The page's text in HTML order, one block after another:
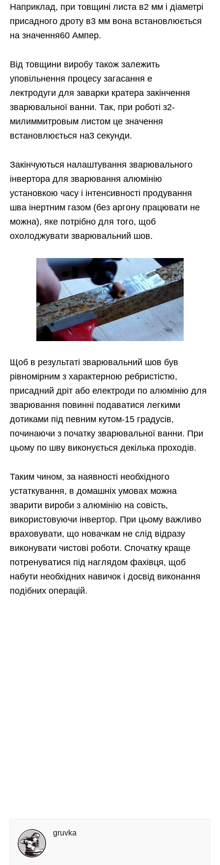
Наприклад, при товщині листа в2 мм і діаметрі
присадного дроту в3 мм вона встановлюється
на значення60 Ампер.
Від товщини виробу також залежить
уповільнення процесу загасання е
лектродуги для заварки кратера закінчення
зварювальної ванни. Так, при роботі з2-
милиммитровым листом це значення
встановлюється на3 секунди.
Закінчуються налаштування зварювального
інвертора для зварювання алюмінію
установкою часу і інтенсивності продування
шва інертним газом (без аргону працювати не
можна), яке потрібно для того, щоб
охолоджувати зварювальний шов.
Щоб в результаті зварювальний шов був
рівномірним з характерною ребристістю,
присадний дріт або електроди по алюмінію для
зварювання повинні подаватися легкими
дотиками під певним кутом-15 градусів,
починаючи з початку зварювальної ванни. При
цьому по шву виконується декілька проходів.
Таким чином, за наявності необхідного
устаткування, в домашніх умовах можна
зварити вироби з алюмінію на совість,
використовуючи інвертор. При цьому важливо
враховувати, що новачкам не слід відразу
виконувати чистові роботи. Спочатку краще
потренуватися під наглядом фахівця, щоб
набути необхідних навичок і досвід виконання
подібних операцій.
gruvka